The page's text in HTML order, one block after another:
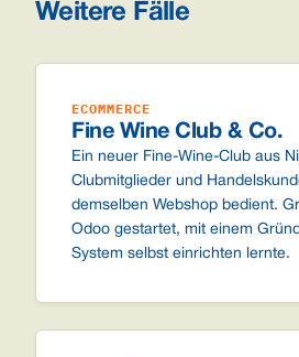
Weitere Fälle
ECOMMERCE
Fine Wine Club & Co.
Ein neuer Fine-Wine-Club aus
Clubmitglieder und
demselben Webshop bedient.
Odoo gestartet, mit einem
System selbst einrichten lernte.